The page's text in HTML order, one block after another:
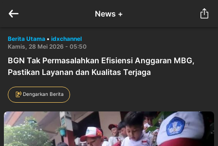
News +
Berita Utama • idxchannel
Kamis, 28 Mei 2026 - 05:50
BGN Tak Permasalahkan Efisiensi Anggaran MBG,
Pastikan Layanan dan Kualitas Terjaga
Dengarkan Berita